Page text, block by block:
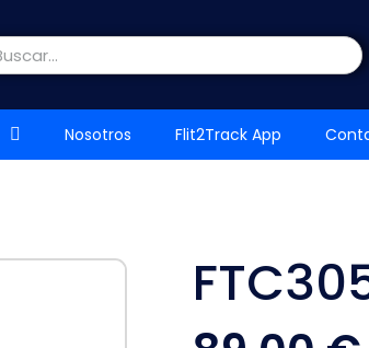
Nosotros Flit2Track App